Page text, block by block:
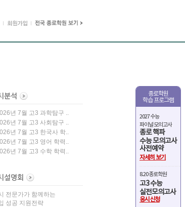
종로학원
학습 프로그램
2027 수능
파이널 모의고사
종로 핵파
수능 모의고사
사전예약
자세히 보기
8.20 종로학원
고3 수능
실전모의고사
응시신청
년 7월 고3 과학탐구 ..
년 7월 고3 사회탐구 ..
년 7월 고3 한국사 학..
년 7월 고3 영어 학력..
년 7월 고3 수학 학력..
전문가가 함께하는
성공 지원전략